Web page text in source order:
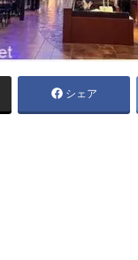
シェア